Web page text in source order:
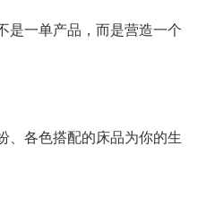
一单产品，而是营造一个
各色搭配的床品为你的生